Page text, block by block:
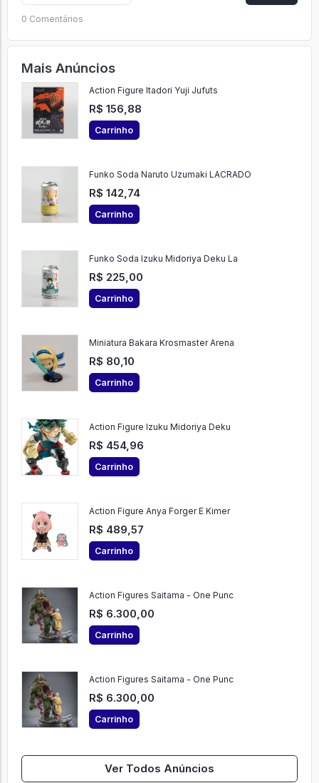
0 Comentários
Mais Anúncios
Action Figure Itadori Yuji Jufuts
R$ 156,88
Carrinho
Funko Soda Naruto Uzumaki LACRADO
R$ 142,74
Carrinho
Funko Soda Izuku Midoriya Deku La
R$ 225,00
Carrinho
Miniatura Bakara Krosmaster Arena
R$ 80,10
Carrinho
Action Figure Izuku Midoriya Deku
R$ 454,96
Carrinho
Action Figure Anya Forger E Kimer
R$ 489,57
Carrinho
Action Figures Saitama - One Punc
R$ 6.300,00
Carrinho
Action Figures Saitama - One Punc
R$ 6.300,00
Carrinho
Ver Todos Anúncios